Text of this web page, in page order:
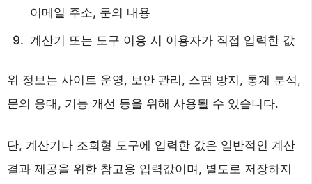
이메일 주소, 문의 내용
계산기 또는 도구 이용 시 이용자가 직접 입력한 값
위 정보는 사이트 운영, 보안 관리, 스팸 방지, 통계 분석,
문의 응대, 기능 개선 등을 위해 사용될 수 있습니다.
단, 계산기나 조회형 도구에 입력한 값은 일반적인 계산
결과 제공을 위한 참고용 입력값이며, 별도로 저장하지